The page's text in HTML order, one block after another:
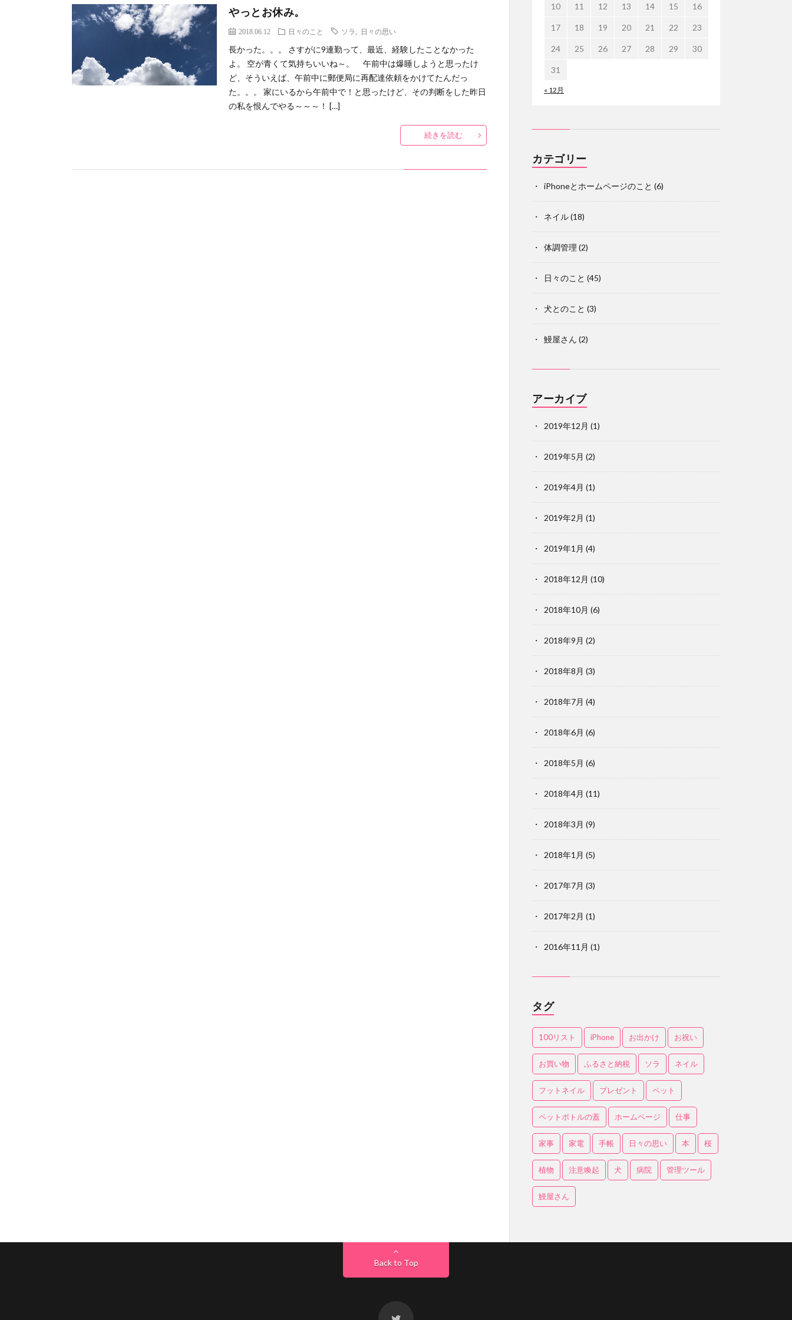
やっとお休み。
2018.06.12 日々のこと ソラ 日々の思い
長かった。。。 さすがに9連勤って、最近、経験したことなかった
よ。 空が青くて気持ちいいね～。 午前中は爆睡しようと思ったけ
ど、そういえば、午前中に郵便局に再配達依頼をかけてたんだっ
た。。。 家にいるから午前中で！と思ったけど、その判断をした昨日
の私を恨んでやる～～～！ […]
続きを読む
« 12月
10 11 12 13 14 15 16
17 18 19 20 21 22 23
24 25 26 27 28 29 30
31
カテゴリー
iPhoneとホームページのこと (6)
ネイル(18)
体調管理 (2)
日々のこと (45)
犬とのこと (3)
鰻屋さん (2)
アーカイブ
2019年12月 (1)
2019年5月 (2)
2019年4月 (1)
2019年2月 (1)
2019年1月 (4)
2018年12月 (10)
2018年10月 (6)
2018年9月 (2)
2018年8月 (3)
2018年7月 (4)
2018年6月 (6)
2018年5月 (6)
2018年4月 (11)
2018年3月 (9)
2018年1月 (5)
2017年7月 (3)
2017年2月 (1)
2016年11月 (1)
タグ
100リスト iPhone お出かけ お祝い
お買い物 ふるさと納税 ソラ ネイル
フットネイル プレゼント ペット
ペットボトルの蓋 ホームページ 仕事
家事 家電 手帳 日々の思い 本 桜
植物 注意喚起 犬 病院 管理ツール
鰻屋さん
Back to Top